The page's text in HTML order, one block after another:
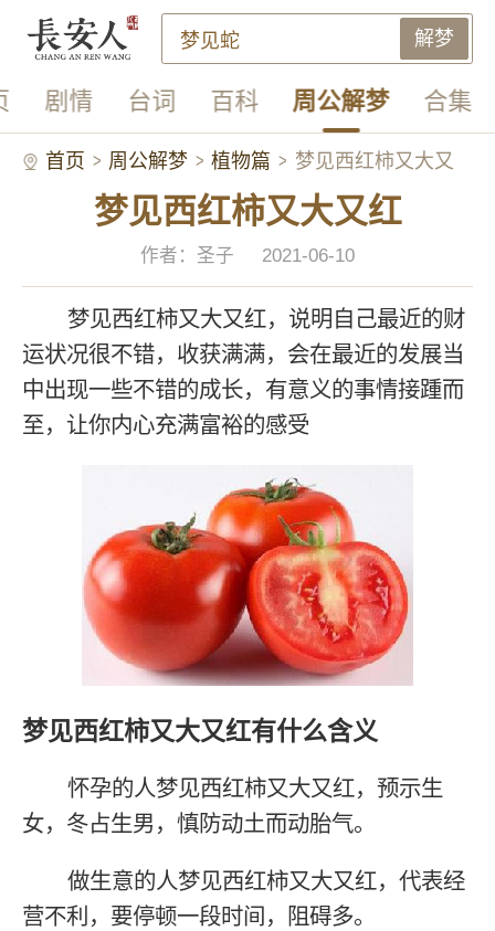
解梦
剧情 台词 百科 周公解梦 合集
首页 周公解梦 植物篇 梦见西红柿又大又
红
梦见西红柿又大又红
作者：圣子 2021-06-10
梦见西红柿又大又红，说明自己最近的财
运状况很不错，收获满满，会在最近的发展当
中出现一些不错的成长，有意义的事情接踵而
至，让你内心充满富裕的感受
梦见西红柿又大又红有什么含义
怀孕的人梦见西红柿又大又红，预示生
女，冬占生男，慎防动土而动胎气。
做生意的人梦见西红柿又大又红，代表经
营不利，要停顿一段时间，阻碍多。